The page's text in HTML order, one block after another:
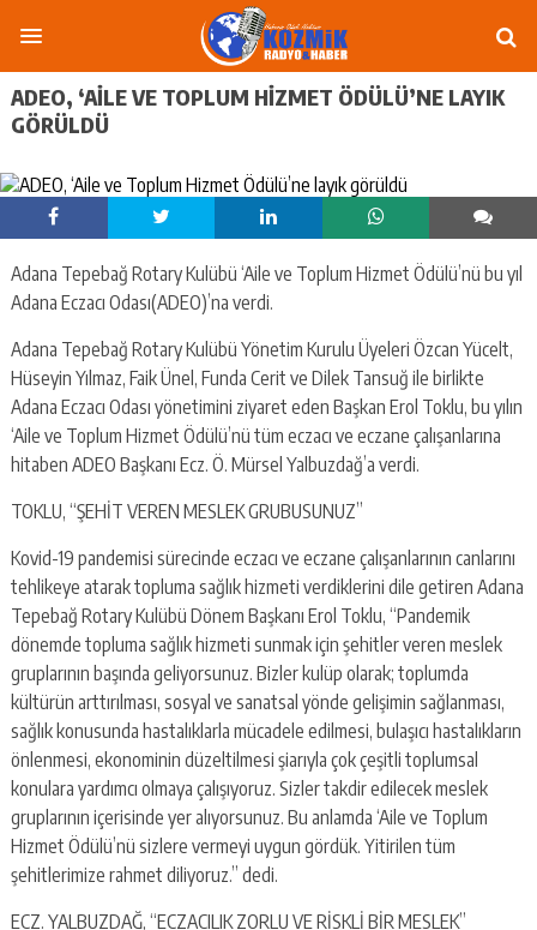
ADEO, ‘AILE VE TOPLUM HIZMET ÖDÜLÜ’NE LAYIK
GÖRÜLDÜ
Adana Tepebağ Rotary Kulübü ‘Aile ve Toplum Hizmet Ödülü’nü bu yıl
Adana Eczacı Odası(ADEO)’na verdi.
Adana Tepebağ Rotary Kulübü Yönetim Kurulu Üyeleri Özcan Yücelt,
Hüseyin Yılmaz, Faik Ünel, Funda Cerit ve Dilek Tansuğ ile birlikte
Adana Eczacı Odası yönetimini ziyaret eden Başkan Erol Toklu, bu yılın
‘Aile ve Toplum Hizmet Ödülü’nü tüm eczacı ve eczane çalışanlarına
hitaben ADEO Başkanı Ecz. Ö. Mürsel Yalbuzdağ’a verdi.
TOKLU, “ŞEHİT VEREN MESLEK GRUBUSUNUZ”
Kovid-19 pandemisi sürecinde eczacı ve eczane çalışanlarının canlarını
tehlikeye atarak topluma sağlık hizmeti verdiklerini dile getiren Adana
Tepebağ Rotary Kulübü Dönem Başkanı Erol Toklu, “Pandemik
dönemde topluma sağlık hizmeti sunmak için şehitler veren meslek
gruplarının başında geliyorsunuz. Bizler kulüp olarak; toplumda
kültürün arttırılması, sosyal ve sanatsal yönde gelişimin sağlanması,
sağlık konusunda hastalıklarla mücadele edilmesi, bulaşıcı hastalıkların
önlenmesi, ekonominin düzeltilmesi şiarıyla çok çeşitli toplumsal
konulara yardımcı olmaya çalışıyoruz. Sizler takdir edilecek meslek
gruplarının içerisinde yer alıyorsunuz. Bu anlamda ‘Aile ve Toplum
Hizmet Ödülü’nü sizlere vermeyi uygun gördük. Yitirilen tüm
şehitlerimize rahmet diliyoruz.” dedi.
ECZ. YALBUZDAĞ, “ECZACILIK ZORLU VE RİSKLİ BİR MESLEK”